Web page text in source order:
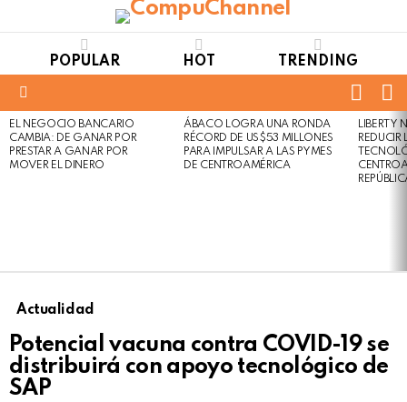
POPULAR HOT TRENDING
LATEST
STORIES
EL NEGOCIO BANCARIO
CAMBIA: DE GANAR POR
PRESTAR A GANAR POR
MOVER EL DINERO
Not
Safe
For
Click
to
view
ÁBACO LOGRA UNA RONDA
RÉCORD DE US$53 MILLONES
PARA IMPULSAR A LAS PYMES
DE CENTROAMÉRICA
LIBERTY
REDUCIR
Actualidad
Potencial vacuna contra COVID-19 se
distribuirá con apoyo tecnológico de
SAP